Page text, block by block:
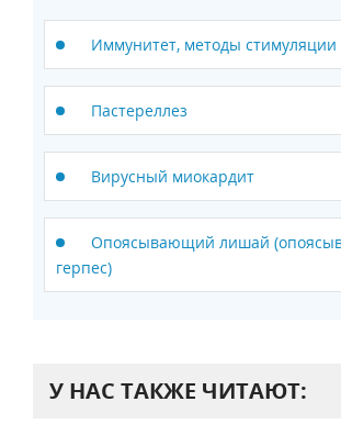
Иммунитет, методы
Пастереллез
Вирусный миокардит
Опоясывающий лишай
герпес)
У НАС ТАКЖЕ ЧИТАЮТ: